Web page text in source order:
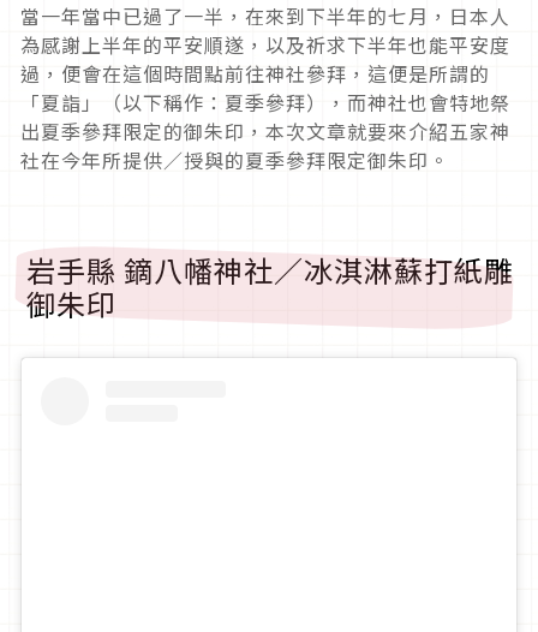
當一年當中已過了一半，在來到下半年的七月，日本人
為感謝上半年的平安順遂，以及祈求下半年也能平安度
過，便會在這個時間點前往神社參拜，這便是所謂的
「夏詣」（以下稱作：夏季參拜），而神社也會特地祭
出夏季參拜限定的御朱印，本次文章就要來介紹五家神
社在今年所提供／授與的夏季參拜限定御朱印。
岩手縣 鏑八幡神社／冰淇淋蘇打紙雕
御朱印